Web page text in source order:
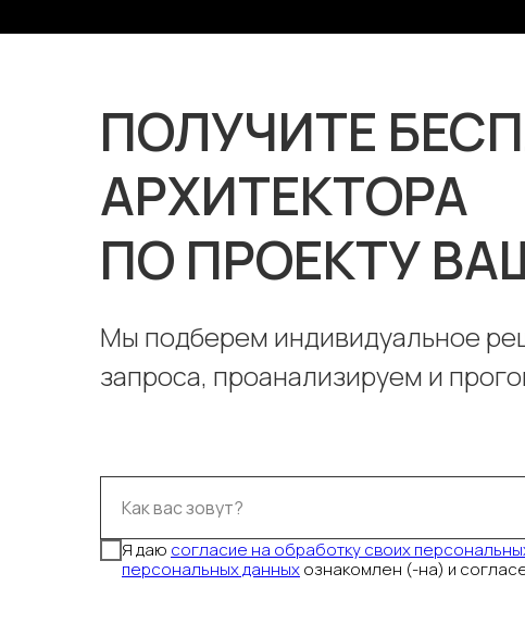
ПОЛУЧИТЕ
АРХИТЕКТОРА
ПО ПРОЕКТУ
Мы подберем индивидуальное
запроса, проанализируем и
Как вас зовут?
Я даю согласие на обработку своих
персональных данныхознакомлен (-на) и